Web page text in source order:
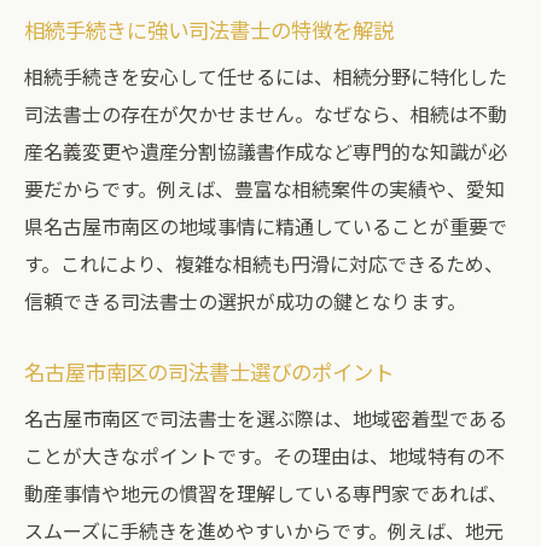
相続手続きに強い司法書士の特徴を解説
相続手続きを安心して任せるには、相続分野に特化した
司法書士の存在が欠かせません。なぜなら、相続は不動
産名義変更や遺産分割協議書作成など専門的な知識が必
要だからです。例えば、豊富な相続案件の実績や、愛知
県名古屋市南区の地域事情に精通していることが重要で
す。これにより、複雑な相続も円滑に対応できるため、
信頼できる司法書士の選択が成功の鍵となります。
名古屋市南区の司法書士選びのポイント
名古屋市南区で司法書士を選ぶ際は、地域密着型である
ことが大きなポイントです。その理由は、地域特有の不
動産事情や地元の慣習を理解している専門家であれば、
スムーズに手続きを進めやすいからです。例えば、地元